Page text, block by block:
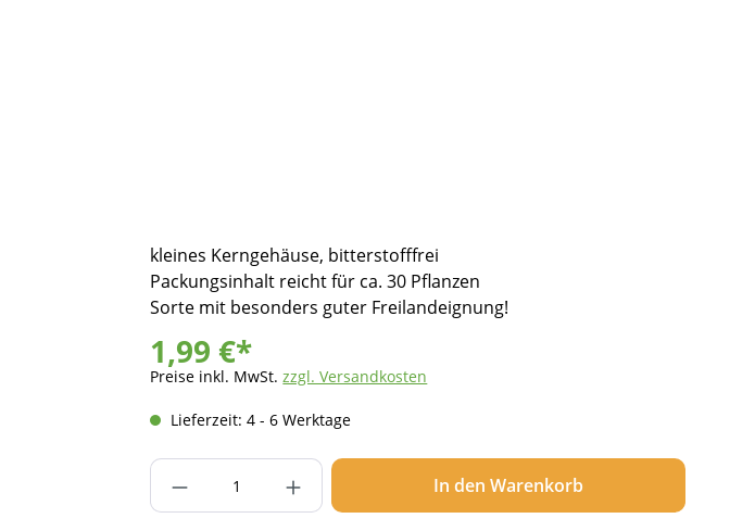
kleines Kerngehäuse, bitterstofffrei
Packungsinhalt reicht für ca. 30 Pflanzen
Sorte mit besonders guter Freilandeignung!
1,99 €*
Preise inkl. MwSt.zzgl. Versandkosten
Lieferzeit: 4 - 6 Werktage
Produkt Anzahl: Gib den gewünschten Wert ein
In den Warenkorb